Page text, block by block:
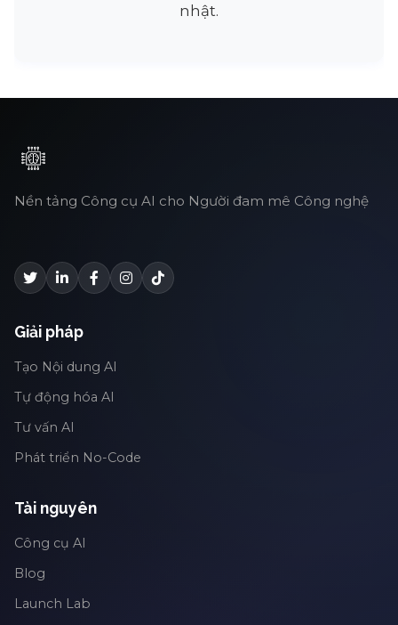
nhật.
Nền tảng Công cụ AI cho Người đam mê Công nghệ
Giải pháp
Tạo Nội dung AI
Tự động hóa AI
Tư vấn AI
Phát triển No-Code
Tài nguyên
Công cụ AI
Blog
Launch Lab